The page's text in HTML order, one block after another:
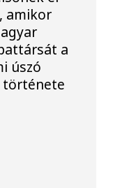
amikor
a
úszó
története